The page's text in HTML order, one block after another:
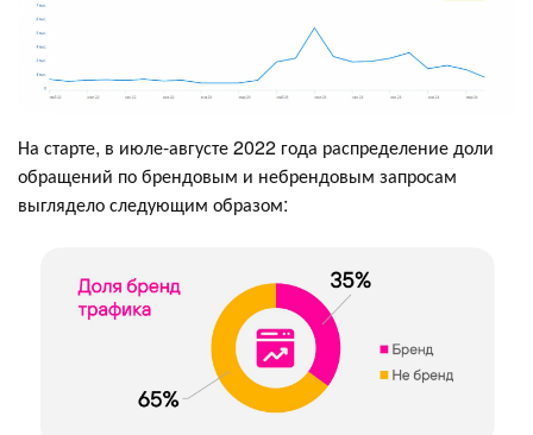
На старте, в июле-августе 2022 года распределение доли
обращений по брендовым и небрендовым запросам
выглядело следующим образом: